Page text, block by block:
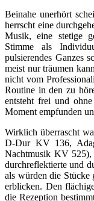
Beinahe unerhört
herrscht eine
Musik, eine stetige
Stimme als
pulsierendes Ganzes
meist nur träumen
nicht vom
Routine in den zu
entsteht frei und
Moment empfunden
Wirklich überrascht
D-Dur KV 136,
Nachtmusik KV 525),
durchreflektierte und
als würden die Stücke
erblicken. Den
die Rezeption